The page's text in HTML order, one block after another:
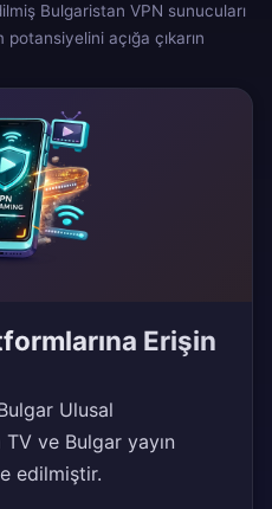
Bulgaristan VPN sunucuları
açığa çıkarın
Erişin
Ulusal
ve Bulgar yayın
edilmiştir.